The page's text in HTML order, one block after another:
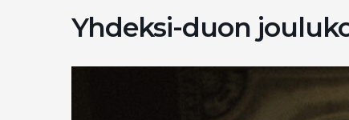
Yhdeksi-duon